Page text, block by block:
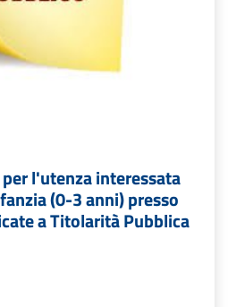
l'utenza interessata
(0-3 anni) presso
a Titolarità Pubblica